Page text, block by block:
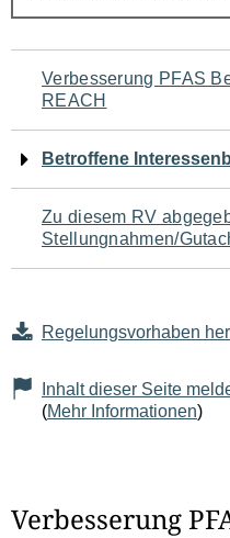
Navigation
für
den
Seiteninhalt
Verbesserung PFAS
REACH
Betroffene
Zu diesem RV
Stellungnahmen/
Regelungsvorhaben
Inhalt dieser Seite
(Mehr Informationen)
Verbesserung